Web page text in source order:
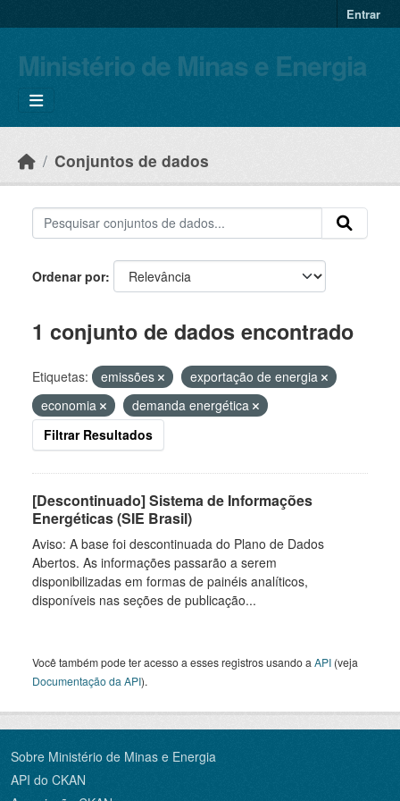
Entrar
Ministério de Minas e Energia
Conjuntos de dados
Ordenar por
1 conjunto de dados encontrado
Etiquetas: emissões
exportação de energia
economia
demanda energética
Filtrar Resultados
[Descontinuado] Sistema de Informações
Energéticas (SIE Brasil)
Aviso: A base foi descontinuada do Plano de Dados
Abertos. As informações passarão a serem
disponibilizadas em formas de painéis analíticos,
disponíveis nas seções de publicação...
Você também pode ter acesso a esses registros usando a API (veja
Documentação da API).
Sobre Ministério de Minas e Energia
API do CKAN